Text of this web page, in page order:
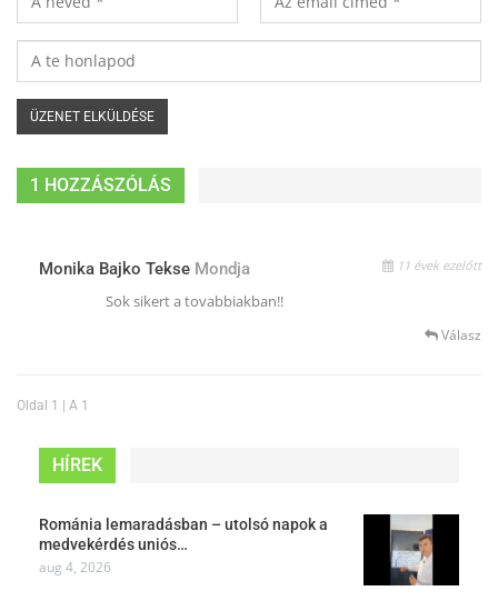
1 HOZZÁSZÓLÁS
Monika Bajko Tekse Mondja 11 évek ezelőtt
Sok sikert a tovabbiakban!!
Válasz
Oldal 1 | A 1
HÍREK
Románia lemaradásban – utolsó napok a
medvekérdés uniós…
aug 4, 2026